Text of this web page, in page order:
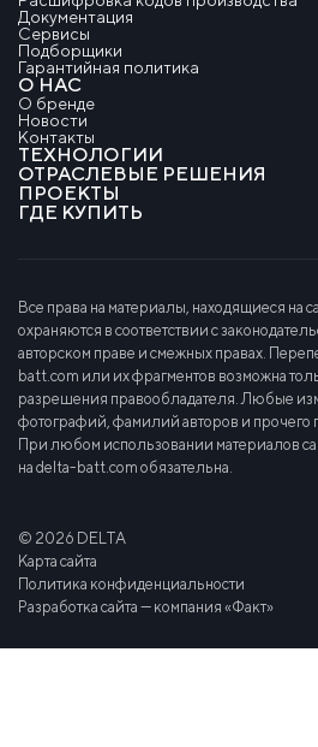
Документация
Сервисы
Подборщики
Гарантийная политика
О НАС
О бренде
Новости
Контакты
ТЕХНОЛОГИИ
ОТРАСЛЕВЫЕ РЕШЕНИЯ
ПРОЕКТЫ
ГДЕ КУПИТЬ
Все права на материалы, находящиеся на
охраняются в соответствии с
авторском праве и смежных правах.
batt.com или их фрагментов возможна
разрешения правообладателя. Любые
фотографий, фамилий авторов и прочего
При любом использовании материалов
на delta-batt.com обязательна.
© 2026 DELTA
Карта сайта
Политика конфиденциальности
Разработка сайта — компания «Факт»